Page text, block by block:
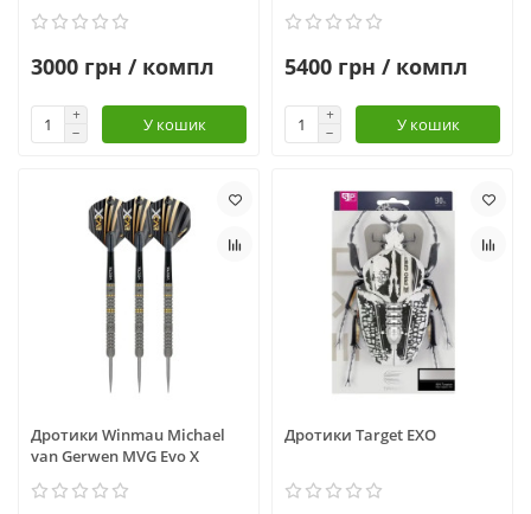
3000 грн / компл
У кошик
5400 грн / компл
У кошик
Дротики Winmau Michael
van Gerwen MVG Evo X
Дротики Target EXO